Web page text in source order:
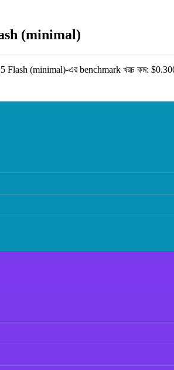
(minimal)
Flash (minimal)-এর benchmark খরচ কম: